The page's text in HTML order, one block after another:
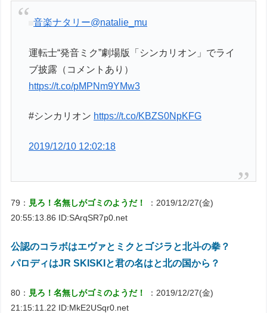
音楽ナタリー@natalie_mu
運転士“発音ミク”劇場版「シンカリオン」でライ
ブ披露（コメントあり）
https://t.co/pMPNm9YMw3
#シンカリオン https://t.co/KBZS0NpKFG
2019/12/10 12:02:18
79： 見ろ！名無しがゴミのようだ！
：2019/12/27(金)
20:55:13.86 ID:SArqSR7p0.net
公認のコラボはエヴァとミクとゴジラと北斗の拳？
パロディはJR SKISKIと君の名はと北の国から？
80： 見ろ！名無しがゴミのようだ！
：2019/12/27(金)
21:15:11.22 ID:MkE2USqr0.net